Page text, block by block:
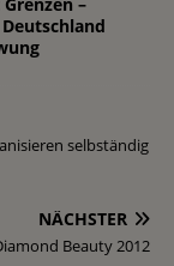
selbständig
NÄCHSTER
Beauty 2012